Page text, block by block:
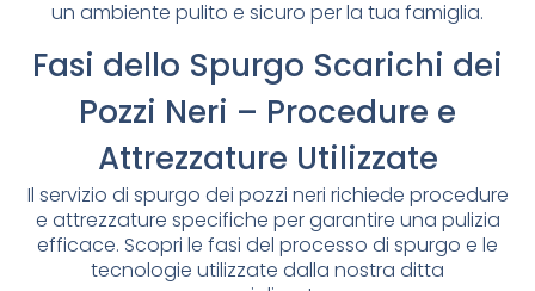
un ambiente pulito e sicuro per la tua famiglia.
Fasi dello Spurgo Scarichi dei
Pozzi Neri – Procedure e
Attrezzature Utilizzate
Il servizio di spurgo dei pozzi neri richiede procedure
e attrezzature specifiche per garantire una pulizia
efficace. Scopri le fasi del processo di spurgo e le
tecnologie utilizzate dalla nostra ditta